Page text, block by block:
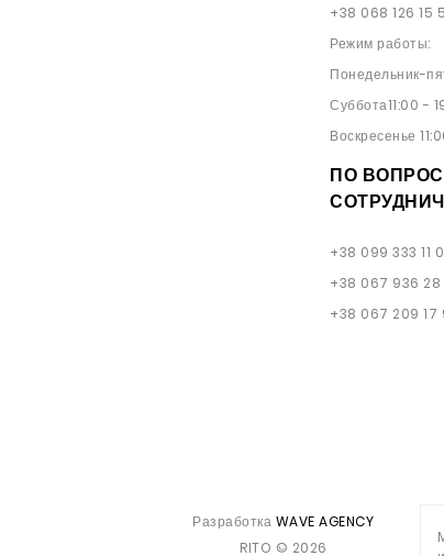
+38 068 126 15
Режим работы:
Понедельник-
Суббота11:00 -
Воскресенье
ПО
+38 099 333 11
+38 067 936 28
+38 067 209 17
Разработка WAVE AGENCY
RITO © 2026